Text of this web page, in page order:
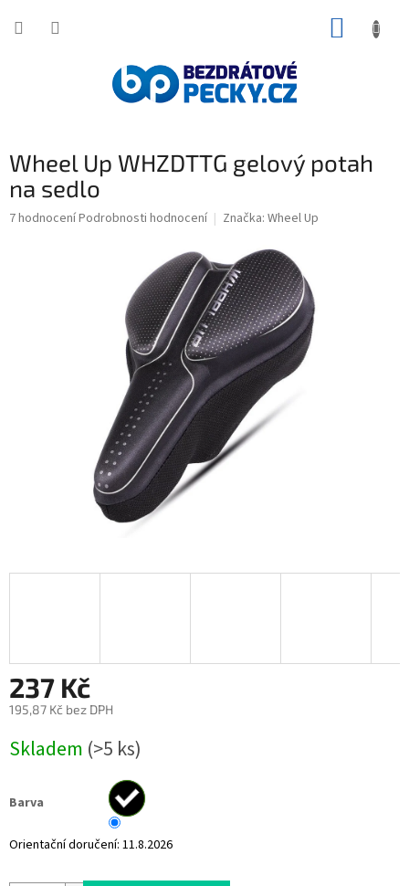
Wheel Up WHZDTTG gelový potah
na sedlo
Průměrné
7 hodnoceníPodrobnosti hodnocení Značka: Wheel Up
237 Kč
195,87 Kč bez DPH
cena:
Skladem (>5 ks)
Barva
Orientační doručení: 11.8.2026